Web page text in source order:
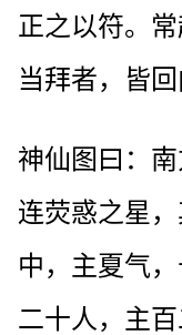
正之以符。
当拜者，皆回
神仙图曰：
连荧惑之星
中，主夏气
二十人，主百